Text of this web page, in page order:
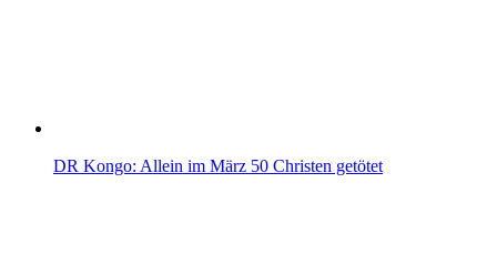
DR Kongo: Allein im März 50 Christen getötet